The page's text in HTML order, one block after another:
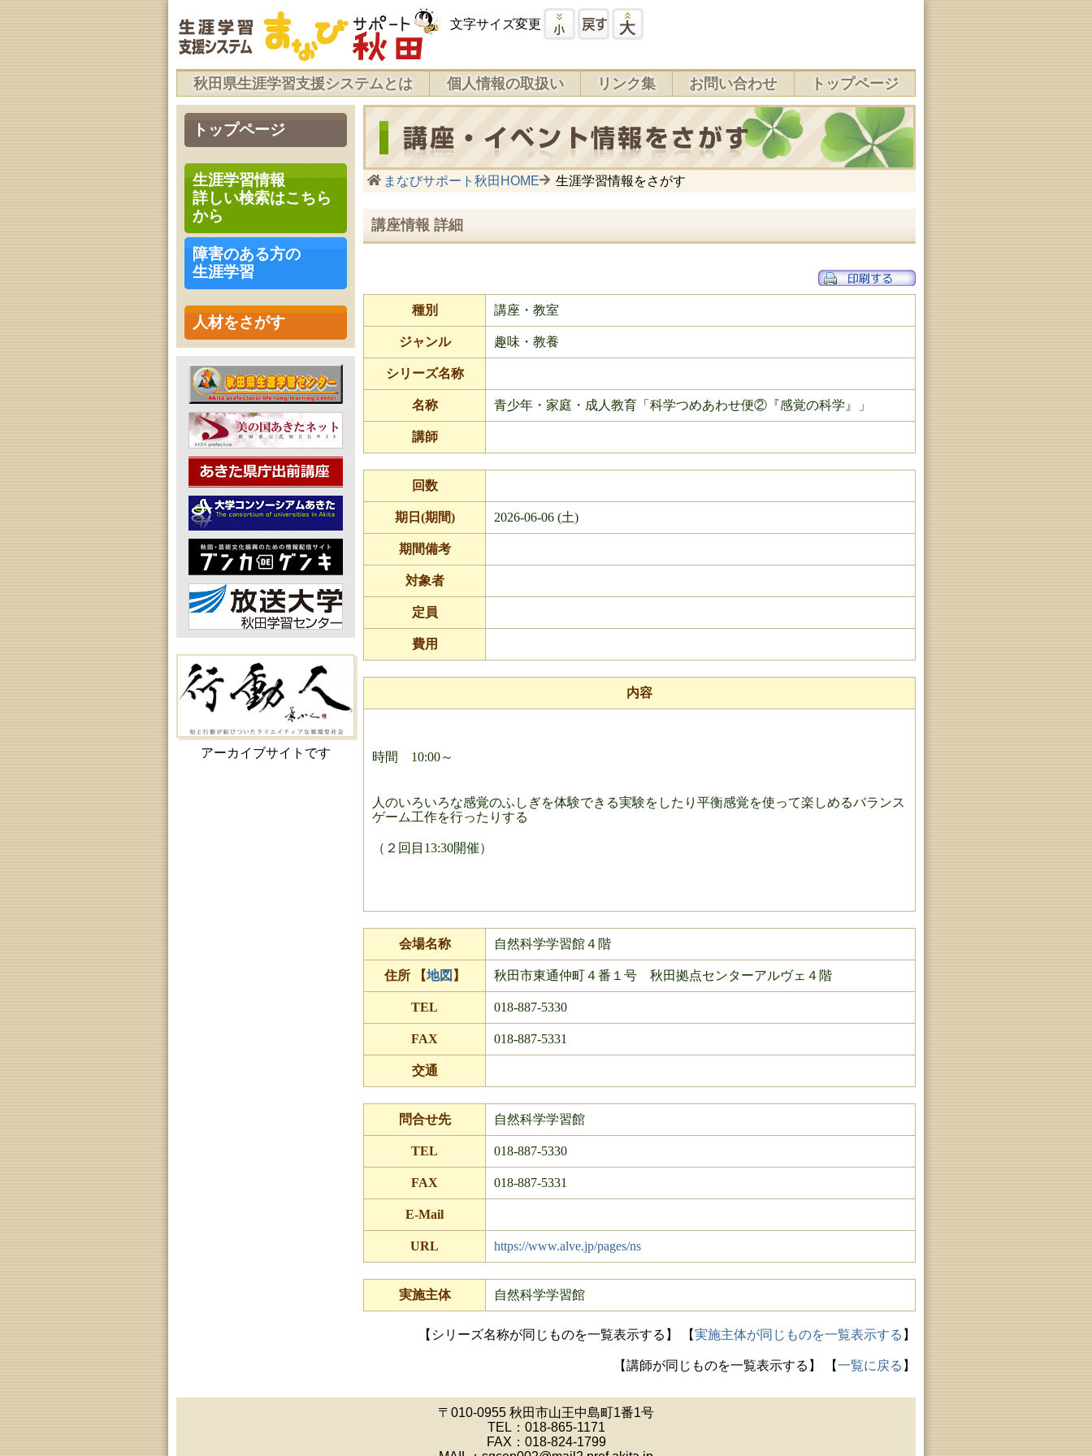
文字サイズ変更
秋田県生涯学習支援システムとは 個人情報の取扱い リンク集 お問い合わせ トップページ
トップページ
生涯学習情報
詳しい検索はこちら
から
障害のある方の
生涯学習
人材をさがす
アーカイブサイトです
まなびサポート秋田HOME 生涯学習情報をさがす
講座情報 詳細
種別 講座・教室
ジャンル 趣味・教養
シリーズ名称
名称 青少年・家庭・成人教育「科学つめあわせ便②『感覚の科学』」
講師
回数
期日(期間) 2026-06-06 (土)
期間備考
対象者
定員
費用
内容
時間 10:00～
人のいろいろな感覚のふしぎを体験できる実験をしたり平衡感覚を使って楽しめるバランス
ゲーム工作を行ったりする
（２回目13:30開催）
会場名称 自然科学学習館４階
住所 【地図 】 秋田市東通仲町４番１号 秋田拠点センターアルヴェ４階
TEL 018-887-5330
FAX 018-887-5331
交通
問合せ先 自然科学学習館
TEL 018-887-5330
FAX 018-887-5331
E-Mail
URL https://www.alve.jp/pages/ns
実施主体 自然科学学習館
【シリーズ名称が同じものを一覧表示する】 【実施主体が同じものを一覧表示する 】
【講師が同じものを一覧表示する】 【一覧に戻る 】
〒010-0955 秋田市山王中島町1番1号
TEL： 018-865-1171
FAX：018-824-1799